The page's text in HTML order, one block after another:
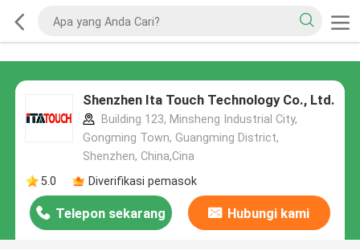
Shenzhen Ita Touch Technology Co., Ltd.
Building 123, Minsheng Industrial City,
Gongming Town, Guangming District,
Shenzhen, China,Cina
5.0
Diverifikasi pemasok
Telepon sekarang Hubungi kami